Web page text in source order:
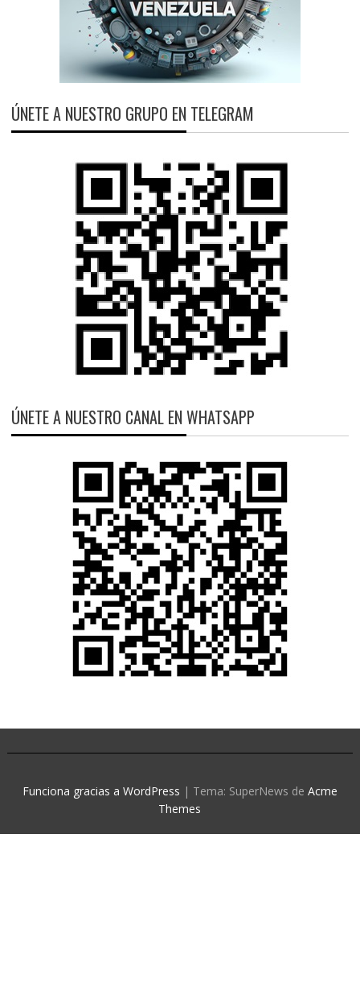
ÚNETE A NUESTRO GRUPO EN TELEGRAM
ÚNETE A NUESTRO CANAL EN WHATSAPP
Funciona gracias a WordPress | Tema: SuperNews de Acme
Themes